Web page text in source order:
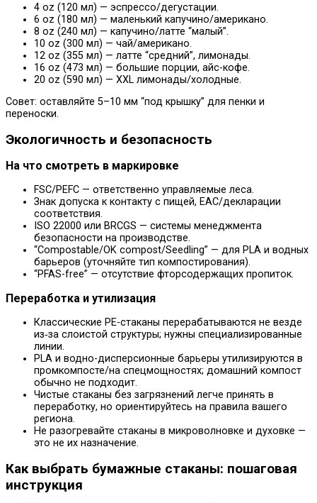
4 oz (120 мл) — эспрессо/дегустации.
6 oz (180 мл) — маленький капучино/американо.
8 oz (240 мл) — капучино/латте “малый”.
10 oz (300 мл) — чай/американо.
12 oz (355 мл) — латте “средний”, лимонады.
16 oz (473 мл) — большие порции, айс-кофе.
20 oz (590 мл) — XXL лимонады/холодные.
Совет: оставляйте 5–10 мм “под крышку” для пенки и
переноски.
Экологичность и безопасность
На что смотреть в маркировке
FSC/PEFC — ответственно управляемые леса.
Знак допуска к контакту с пищей, ЕАС/декларации
соответствия.
ISO 22000 или BRCGS — системы менеджмента
безопасности на производстве.
“Compostable/OK compost/Seedling” — для PLA и водных
барьеров (уточняйте тип компостирования).
“PFAS-free” — отсутствие фторсодержащих пропиток.
Переработка и утилизация
Классические PE-стаканы перерабатываются не везде
из‑за слоистой структуры; нужны специализированные
линии.
PLA и водно-дисперсионные барьеры утилизируются в
промкомпосте/на спецмощностях; домашний компост
обычно не подходит.
Чистые стаканы без загрязнений легче принять в
переработку, но ориентируйтесь на правила вашего
региона.
Не разогревайте стаканы в микроволновке и духовке —
это не их назначение.
Как выбрать бумажные стаканы: пошаговая
инструкция